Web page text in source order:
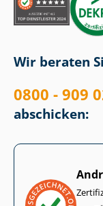
Wir beraten
0800 - 909
abschicken: